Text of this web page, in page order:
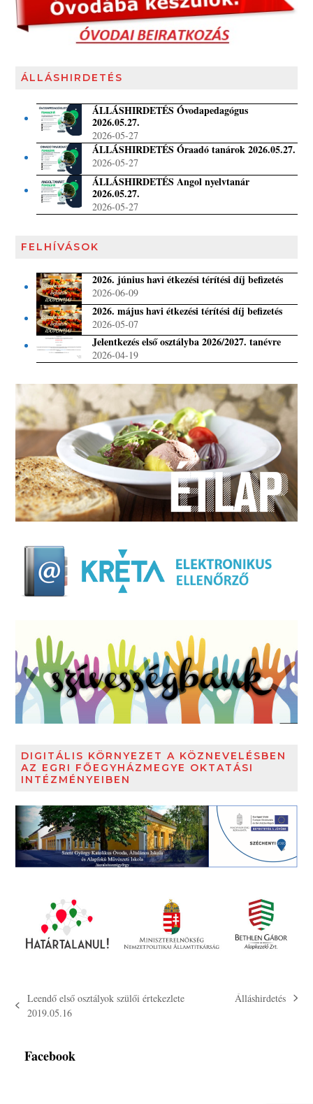
ÁLLÁSHIRDETÉS
ÁLLÁSHIRDETÉS Óvodapedagógus
2026.05.27.
2026-05-27
ÁLLÁSHIRDETÉS Óraadó tanárok 2026.05.27.
2026-05-27
ÁLLÁSHIRDETÉS Angol nyelvtanár
2026.05.27.
2026-05-27
FELHÍVÁSOK
2026. június havi étkezési térítési díj befizetés
2026-06-09
2026. május havi étkezési térítési díj befizetés
2026-05-07
Jelentkezés első osztályba 2026/2027. tanévre
2026-04-19
DIGITÁLIS KÖRNYEZET A KÖZNEVELÉSBEN
AZ EGRI FŐEGYHÁZMEGYE OKTATÁSI
INTÉZMÉNYEIBEN
previous
Leendő első osztályok szülői értekezlete
2019.05.16
next
Álláshirdetés
Facebook